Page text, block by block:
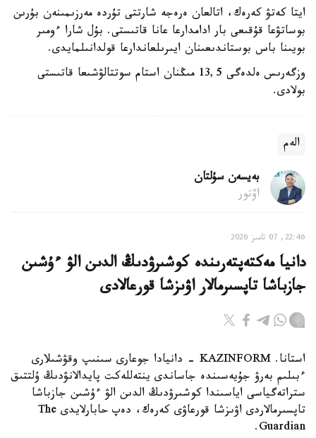
ايتا كەتۋ كەرەك، اتالعان ەرەجە شارتتى تۇردە مەرزىمىنەن بۇرىن
بوساتۋعا قۇقىعى بار ادامدارعا عانا قاتىستى. بۇل شارا ءومىر
بويىنا باس بوستاندىعىنان ايىرىلعاندارعا قولدانىلمايدى.
وزگەرىس ەلدەگى 13,5 مىڭنان استام سوتتالۋشىعا قاتىستى
بولادى.
الەم
بەيسەن سۇلتان
اۆتور
22:46, 07 تامىز 2026
دانيا مەكتەپتەرىندە كوشىرۋدىڭ الدىن الۋ ءۇشىن
جازباشا تاپسىرمالار اۋىزشا قورعالادى
استانا. KAZINFORM - دانيادا جوعارى سىنىپ وقۋشىلارى
ءبىلىم بەرۋ جۇيەسىندە جاساندى ينتەللەكت پايدالانۋدىڭ ۇلتتىق
ستراتەگياسى اياسىندا كوشىرۋدىڭ الدىن الۋ ءۇشىن جازباشا
تاپسىرمالاردى اۋىزشا قورعاۋى كەرەك، دەپ حابارلايدى The
Guardian.